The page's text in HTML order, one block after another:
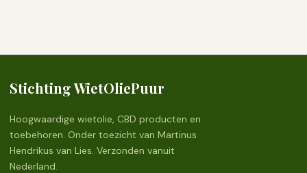
Stichting WietOliePuur
Hoogwaardige wietolie, CBD producten en
toebehoren. Onder toezicht van Martinus
Hendrikus van Lies. Verzonden vanuit
Nederland.